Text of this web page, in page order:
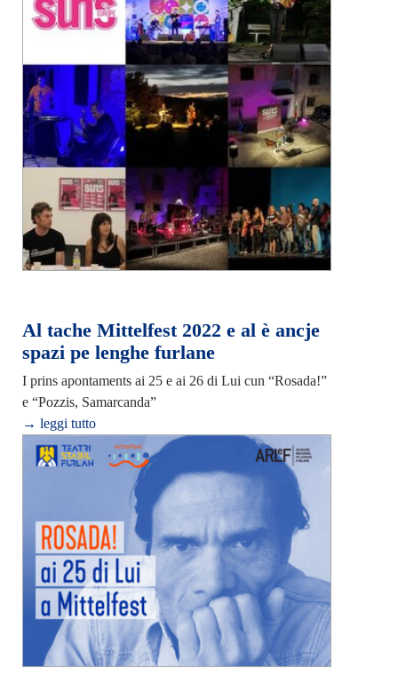
Al tache Mittelfest 2022 e al è ancje
spazi pe lenghe furlane
I prins apontaments ai 25 e ai 26 di Lui cun “Rosada!”
e “Pozzis, Samarcanda”
→ leggi tutto